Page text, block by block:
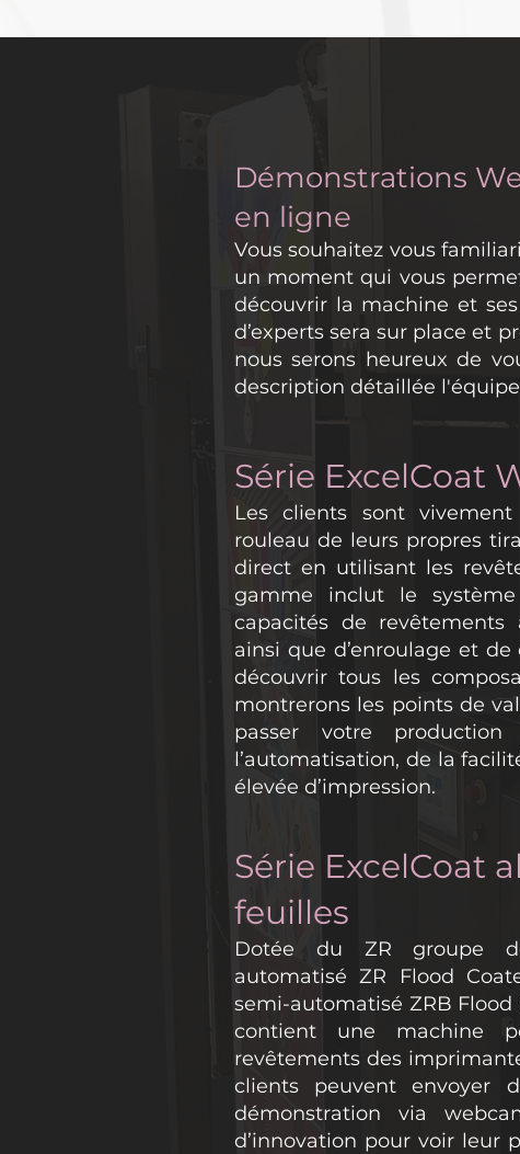
Démonstrations
en ligne
Vous souhaitez vous
un moment qui vous
découvrir la machine et
d’experts sera sur place et
nous serons heureux de
description détaillée
Série ExcelCoat
Les clients sont
rouleau de leurs propres
direct en utilisant les
gamme inclut le
capacités de
ainsi que d’enroulage et
découvrir tous les
montrerons les points de
passer votre
l’automatisation, de la
élevée d’impression.
Série ExcelCoat
feuilles
Dotée du ZR groupe
automatisé ZR Flood
semi-automatisé ZRB Flood
contient une machine
revêtements des
clients peuvent envoyer
démonstration via
d’innovation pour voir leur